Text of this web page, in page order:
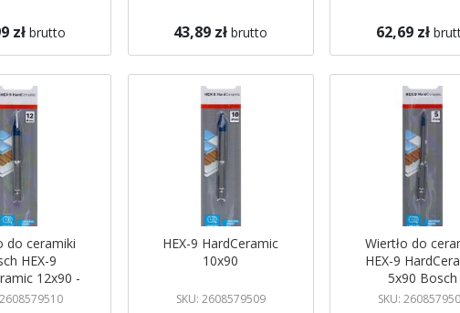
zł brutto 43,89 zł brutto 62,69 zł
do ceramiki
HEX-9
12x90 -
HEX-9 HardCeramic
10x90
SKU: 2608579509
Wiertło do
HEX-9
5x90 Bosch
SKU: